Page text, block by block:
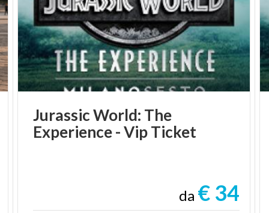
JurassicWorld: The
Experience-VipTicket
da € 34